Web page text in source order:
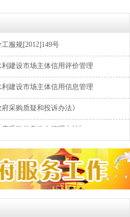
服规[2012]149号
利建设市场主体信用评价管理
利建设市场主体信用信息管理
府采购质疑和投诉办法》
府采购信息发布管理办法》